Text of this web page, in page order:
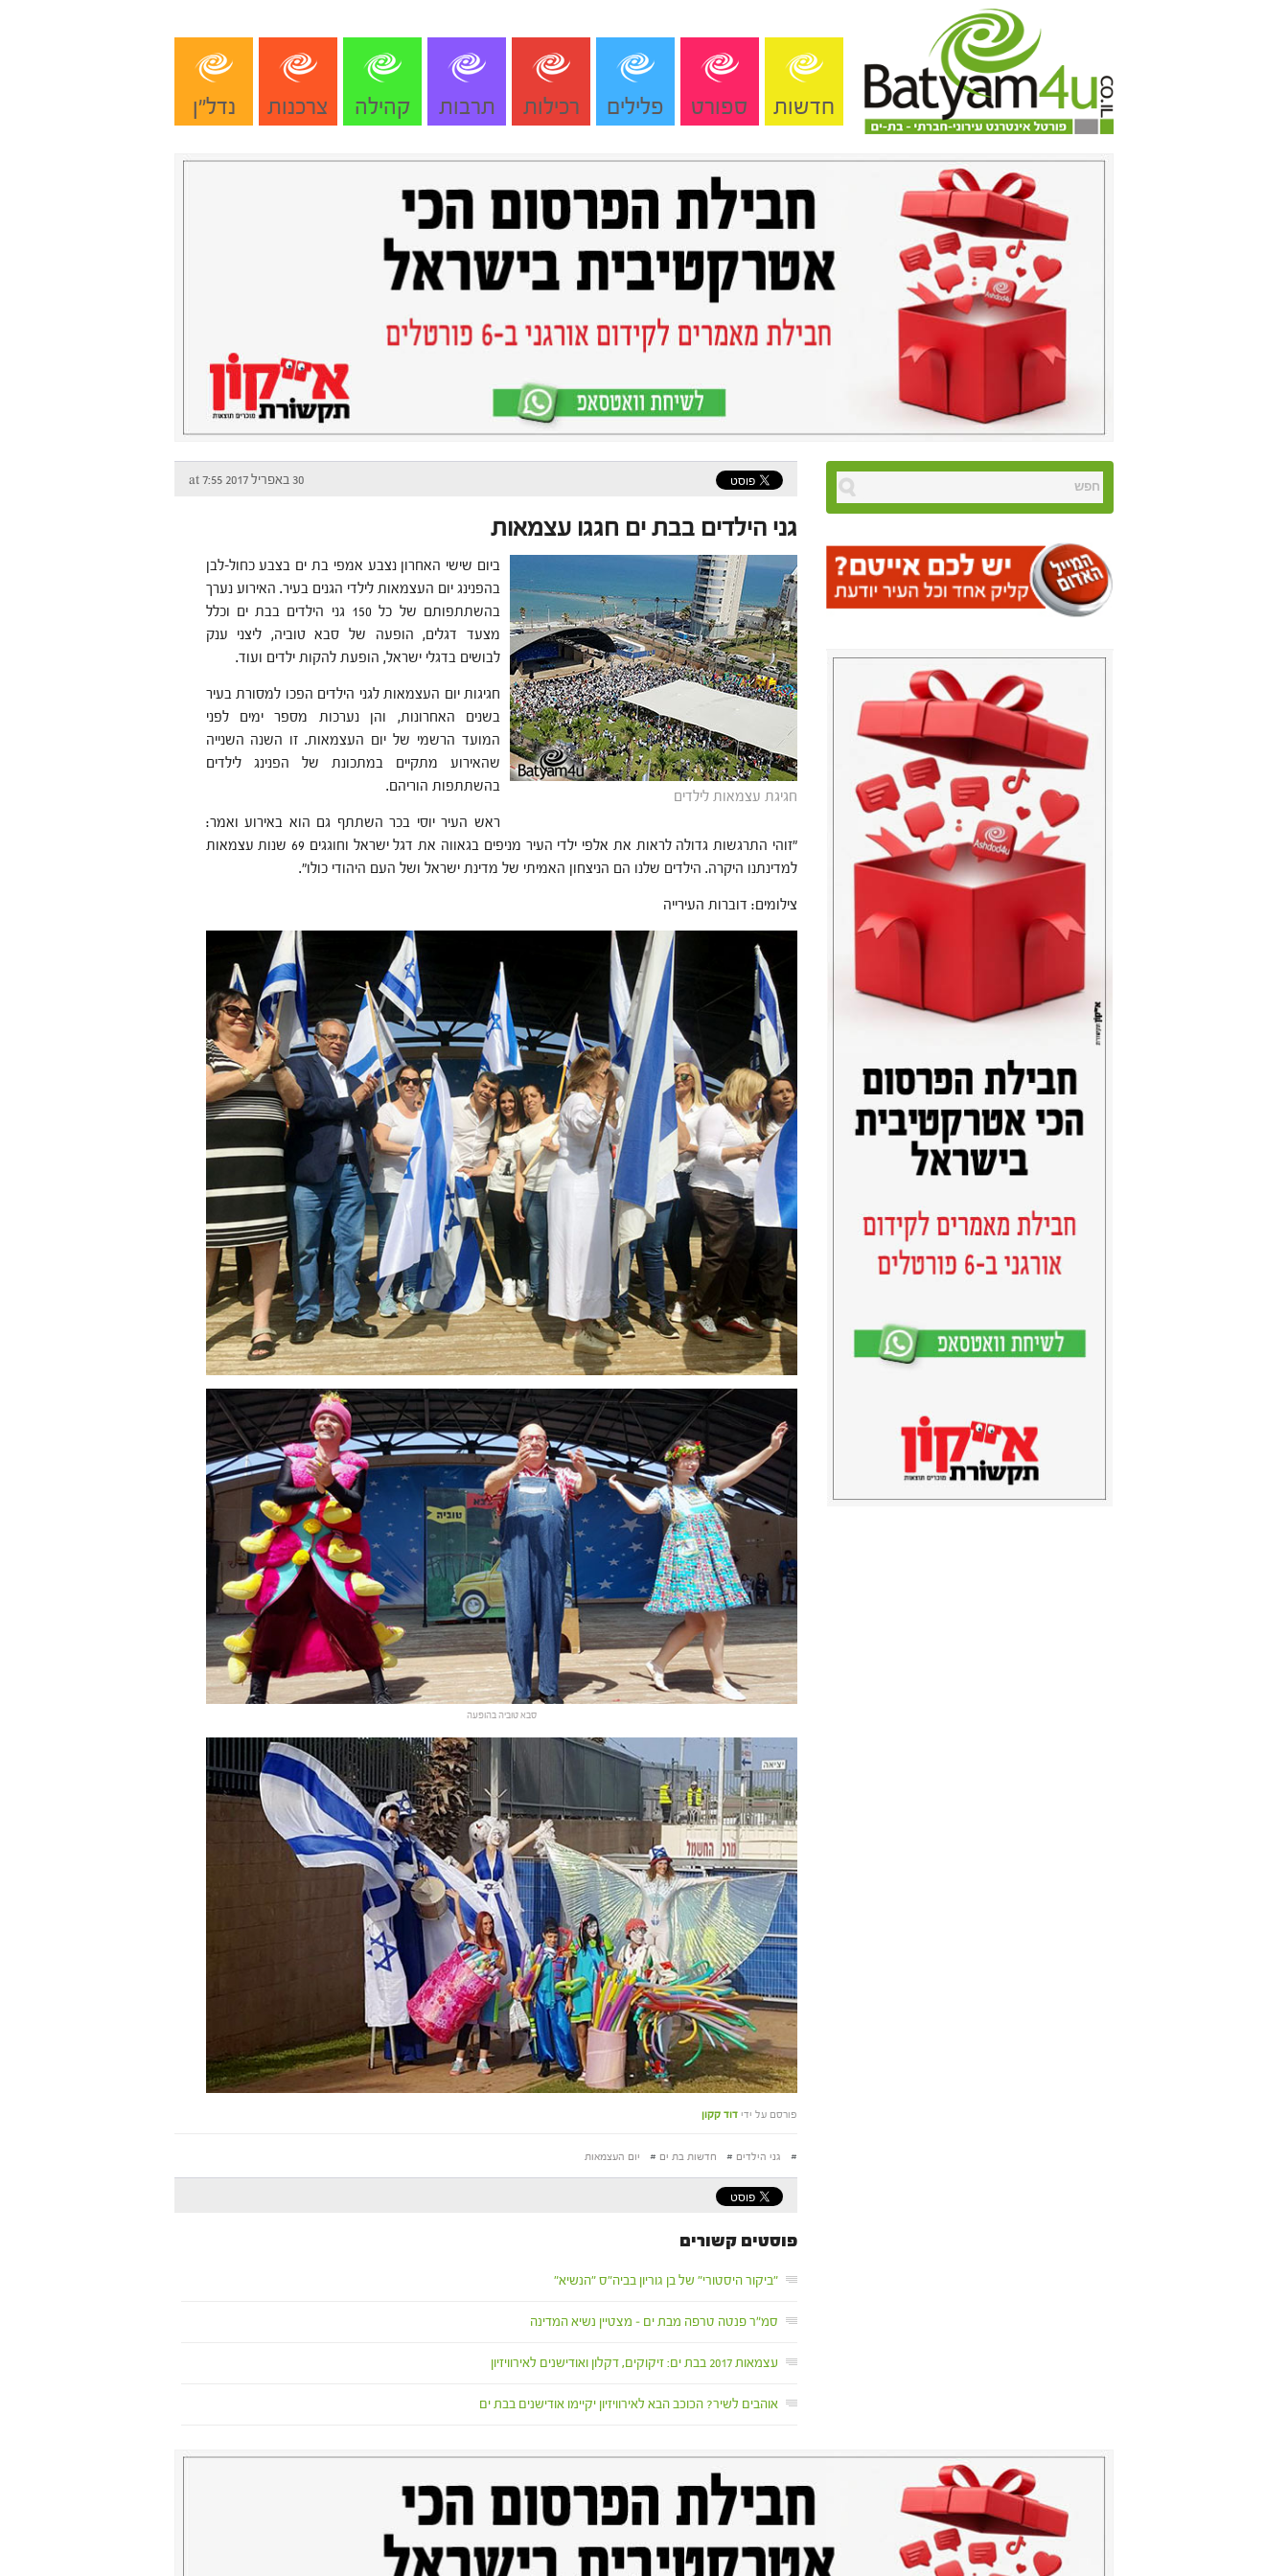
חדשות ספורט פלילים רכילות תרבות קהילה צרכנות נדל"ן
30 באפריל 2017 at 7:55
גני הילדים בבת ים חגגו עצמאות
חגיגת עצמאות לילדים
ביום שישי האחרון נצבע אמפי בת ים בצבע כחול-לבן
בהפנינג יום העצמאות לילדי הגנים בעיר. האירוע נערך
בהשתתפותם של כל 150 גני הילדים בבת ים וכלל
מצעד דגלים, הופעה של סבא טוביה, ליצני ענק
לבושים בדגלי ישראל, הופעת להקות ילדים ועוד.
חגיגות יום העצמאות לגני הילדים הפכו למסורת בעיר
בשנים האחרונות, והן נערכות מספר ימים לפני
המועד הרשמי של יום העצמאות. זו השנה השנייה
שהאירוע מתקיים במתכונת של הפנינג לילדים
בהשתתפות הוריהם.
ראש העיר יוסי בכר השתתף גם הוא באירוע ואמר:
"זוהי התרגשות גדולה לראות את אלפי ילדי העיר מניפים בגאווה את דגל ישראל וחוגגים 69 שנות עצמאות
למדינתנו היקרה. הילדים שלנו הם הניצחון האמיתי של מדינת ישראל ושל העם היהודי כולו".
צילומים: דוברות העירייה
סבא טוביה בהופעה
פורסם על ידי דוד קקון
# גני הילדים # חדשות בת ים # יום העצמאות
פוסטים קשורים
"ביקור היסטורי" של בן גוריון בביה"ס "הנשיא"
סמ״ר פנטה טרפה מבת ים – מצטיין נשיא המדינה
עצמאות 2017 בבת ים: זיקוקים, דקלון ואודישנים לאירוויזיון
אוהבים לשיר? הכוכב הבא לאירוויזיון יקיימו אודישנים בבת ים